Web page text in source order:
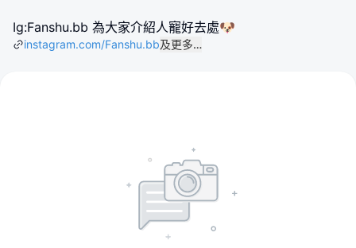
Ig:Fanshu.bb 為大家介紹人寵好去處🐶
instagram.com/Fanshu.bb及更多…